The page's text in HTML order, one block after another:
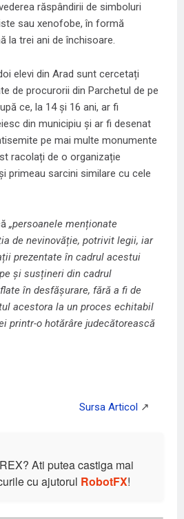
răspândirii de simboluri
sau xenofobe, în formă
la trei ani de închisoare.
elevi din Arad sunt cercetați
de procurorii din Parchetul de pe
ce, la 14 și 16 ani, ar fi
din municipiu și ar fi desenat
pe mai multe monumente
racolați de o organizație
primeau sarcini similare cu cele
„persoanele menționate
de nevinovăție, potrivit legii, iar
prezentate în cadrul acestui
și susțineri din cadrul
în desfășurare, fără a fi de
acestora la un proces echitabil
printr-o hotărâre judecătorească
Ati putea castiga mai
cu ajutorul RobotFX!